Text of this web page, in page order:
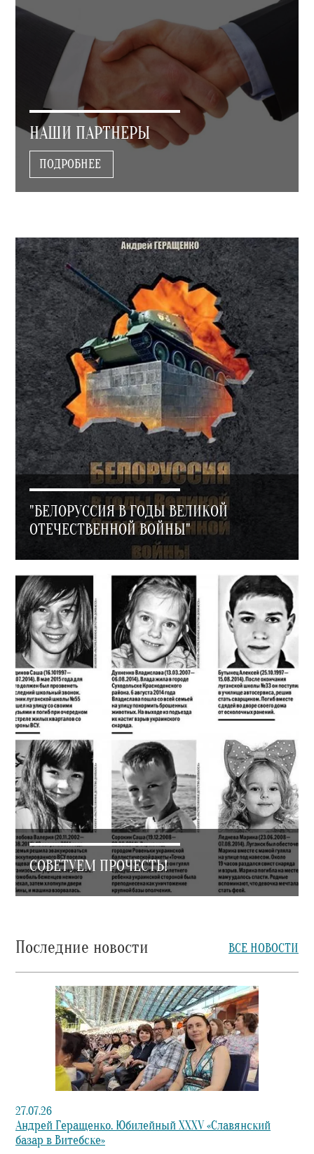
НАШИ ПАРТНЕРЫ
ПОДРОБНЕЕ
"БЕЛОРУССИЯ В ГОДЫ ВЕЛИКОЙ
ОТЕЧЕСТВЕННОЙ ВОЙНЫ"
СОВЕТУЕМ ПРОЧЕСТЬ!
Последние новости ВСЕ НОВОСТИ
27.07.26
Андрей Геращенко. Юбилейный XXXV «Славянский
базар в Витебске»